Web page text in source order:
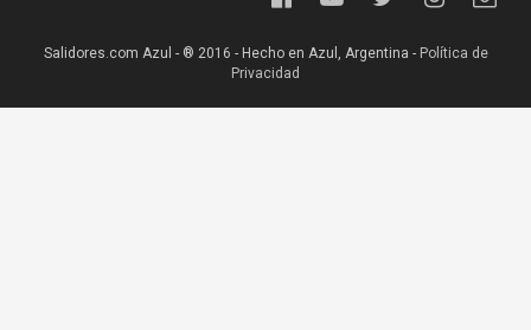
Salidores.com Azul - ® 2016 - Hecho en Azul, Argentina - Política de
Privacidad